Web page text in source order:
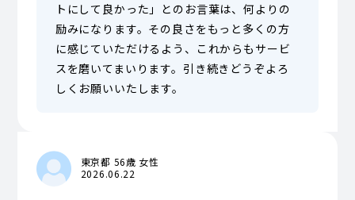
トにして良かった」とのお言葉は、何よりの
励みになります。その良さをもっと多くの方
に感じていただけるよう、これからもサービ
スを磨いてまいります。引き続きどうぞよろ
しくお願いいたします。
東京都 56歳 女性
2026.06.22